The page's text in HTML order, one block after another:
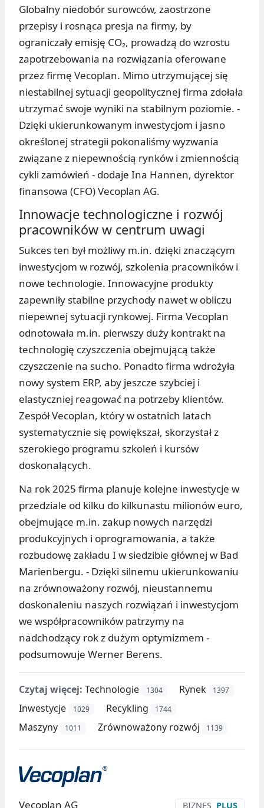
Globalny niedobór surowców, zaostrzone
przepisy i rosnąca presja na firmy, by
ograniczały emisję CO₂, prowadzą do wzrostu
zapotrzebowania na rozwiązania oferowane
przez firmę Vecoplan. Mimo utrzymującej się
niestabilnej sytuacji geopolitycznej firma zdołała
utrzymać swoje wyniki na stabilnym poziomie. -
Dzięki ukierunkowanym inwestycjom i jasno
określonej strategii pokonaliśmy wyzwania
związane z niepewnością rynków i zmiennością
cykli zamówień - dodaje Ina Hannen, dyrektor
finansowa (CFO) Vecoplan AG.
Innowacje technologiczne i rozwój
pracowników w centrum uwagi
Sukces ten był możliwy m.in. dzięki znaczącym
inwestycjom w rozwój, szkolenia pracowników i
nowe technologie. Innowacyjne produkty
zapewniły stabilne przychody nawet w obliczu
niepewnej sytuacji rynkowej. Firma Vecoplan
odnotowała m.in. pierwszy duży kontrakt na
technologię czyszczenia obejmującą także
czyszczenie na sucho. Ponadto firma wdrożyła
nowy system ERP, aby jeszcze szybciej i
elastyczniej reagować na potrzeby klientów.
Zespół Vecoplan, który w ostatnich latach
systematycznie się powiększał, skorzystał z
szerokiego programu szkoleń i kursów
doskonalących.
Na rok 2025 firma planuje kolejne inwestycje w
przedziale od kilku do kilkunastu milionów euro,
obejmujące m.in. zakup nowych narzędzi
produkcyjnych i oprogramowania, a także
rozbudowę zakładu I w siedzibie głównej w Bad
Marienbergu. - Dzięki silnemu ukierunkowaniu
na zrównoważony rozwój, nieustannemu
doskonaleniu naszych rozwiązań i inwestycjom
we współpracowników patrzymy na
nadchodzący rok z dużym optymizmem -
podsumowuje Werner Berens.
Czytaj więcej: Technologie 1304 Rynek 1397
Inwestycje 1029 Recykling 1744
Maszyny 1011 Zrównoważony rozwój 1139
BIZNES PLUS
Vecoplan AG